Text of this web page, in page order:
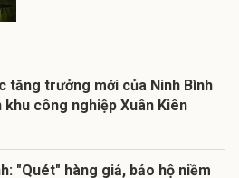
tăng trưởng mới của Ninh Bình
khu công nghiệp Xuân Kiên
"Quét" hàng giả, bảo hộ niềm